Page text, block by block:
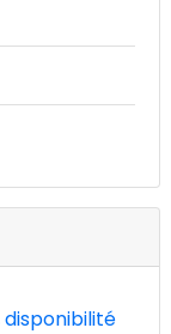
disponibilité